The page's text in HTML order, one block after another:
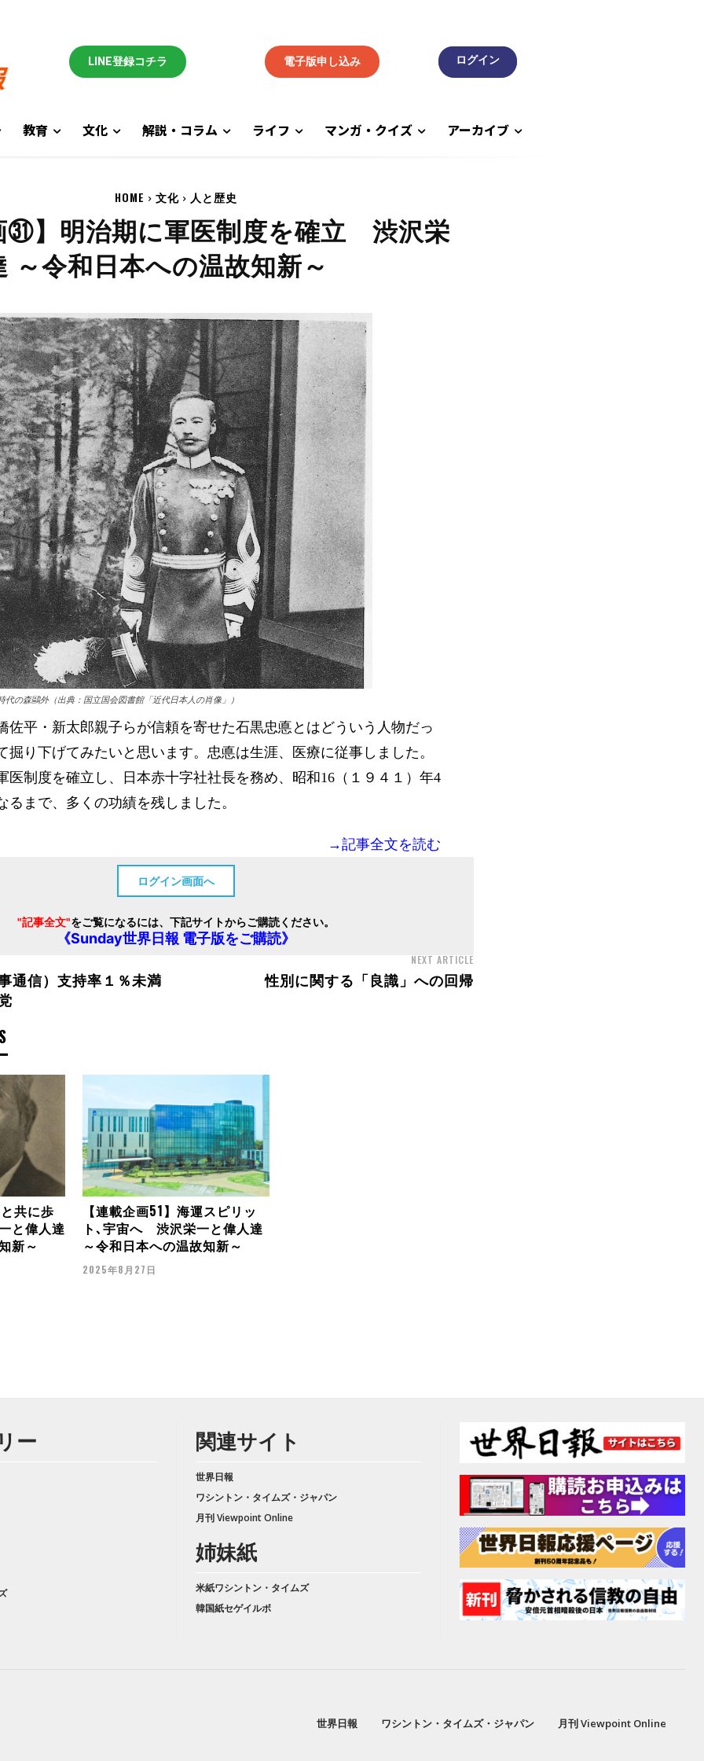
LINE登録コチラ 電子版申し込み
教育 文化 解説・コラム ライフ マンガ・クイズ アーカイブ
HOME 文化 人と歴史
㉛】明治期に軍医制度を確立 渋沢栄
～令和日本への温故知新～
代の森鷗外（出典：国立国会図書館「近代日本人の肖像」）
佐平・新太郎親子らが信頼を寄せた石黒忠悳とはどういう人物だっ
掘り下げてみたいと思います。忠悳は生涯、医療に従事しました。
医制度を確立し、日本赤十字社社長を務め、昭和16（１９４１）年4
るまで、多くの功績を残しました。
→記事全文を読む
ログイン画面へ
"記事全文"をご覧になるには、下記サイトからご購読ください。
《Sunday世界日報 電子版をご購読》
通信）支持率１％未満
NEXT ARTICLE
性別に関する「良識」への回帰
共に歩
と偉人達
新～
【連載企画51】海運スピリッ
ト､宇宙へ 渋沢栄一と偉人達
～令和日本への温故知新～
2025年8月27日
ー 関連サイト
世界日報
ワシントン・タイムズ・ジャパン
月刊 Viewpoint Online
姉妹紙
米紙ワシントン・タイムズ
韓国紙セゲイルボ
世界日報 ワシントン・タイムズ・ジャパン 月刊 Viewpoint Online